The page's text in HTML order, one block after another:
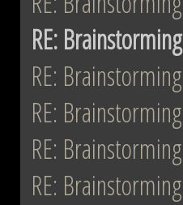
RE: Brainstorming
RE: Brainstorming
RE: Brainstorming
RE: Brainstorming
RE: Brainstorming